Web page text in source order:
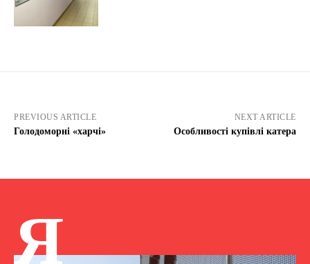
PREVIOUS ARTICLE
Голодоморні «харчі»
NEXT ARTICLE
Особливості купівлі катера
Я